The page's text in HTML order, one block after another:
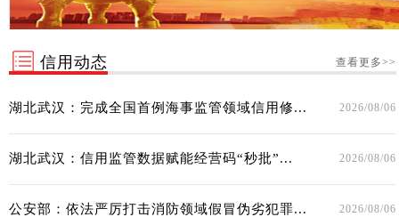
信用动态 查看更多>>
湖北武汉：完成全国首例海事监管领域信用修... 2026/08/06
湖北武汉：信用监管数据赋能经营码“秒批”... 2026/08/06
公安部：依法严厉打击消防领域假冒伪劣犯罪... 2026/08/06